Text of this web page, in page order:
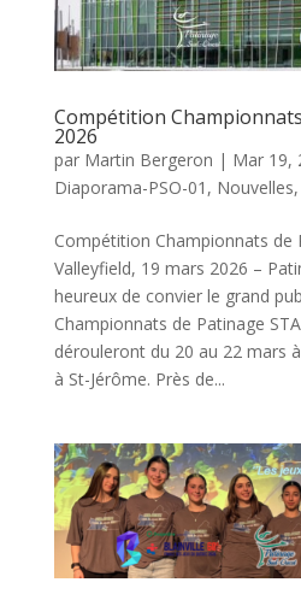
Compétition
2026
par Martin Bergeron | Mar 19,
Diaporama-PSO-01 , Nouvelles,
Compétition Championnats de
Valleyfield, 19 mars 2026 –
heureux de convier le grand
Championnats de Patinage
dérouleront du 20 au 22 mars
à St-Jérôme. Près de...